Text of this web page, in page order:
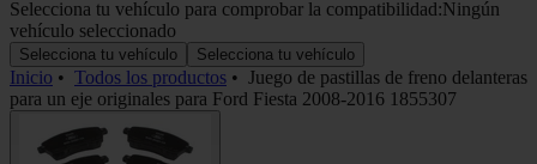
Selecciona tu vehículo para comprobar la compatibilidad:Ningún
vehículo seleccionado
Selecciona tu vehículo Selecciona tu vehículo
Inicio • Todos los productos • Juego de pastillas de freno delanteras
para un eje originales para Ford Fiesta 2008-2016 1855307